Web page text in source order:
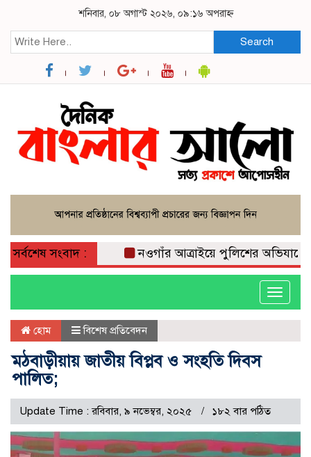
শনিবার, ০৮ অগাস্ট ২০২৬, ০৯:১৬ অপরাহ্ন
Search
সর্বশেষ সংবাদ : নওগাঁর আত্রাইয়ে পুলিশের অভিযানে ৫ জন
Toggle
হোম বিশেষ প্রতিবেদন
মঠবাড়ীয়ায় জাতীয় বিপ্লব ও সংহতি দিবস
পালিত;
Update Time : রবিবার, ৯ নভেম্বর, ২০২৫ ১৮২ বার পঠিত